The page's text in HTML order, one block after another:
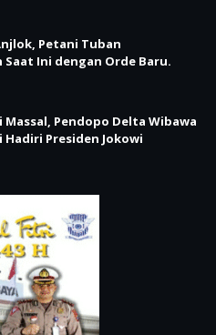
Petani Tuban
Ini dengan Orde Baru.
Massal, Pendopo Delta Wibawa
Hadiri Presiden Jokowi